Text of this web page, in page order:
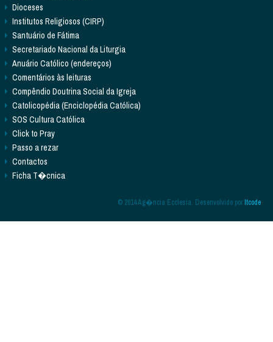
Dioceses
Institutos Religiosos (CIRP)
Santuário de Fátima
Secretariado Nacional da Liturgia
Anuário Católico (endereços)
Comentários às leituras
Compêndio Doutrina Social da Igreja
Catolicopédia (Enciclopédia Católica)
SOS Cultura Católica
Click to Pray
Passo a rezar
Contactos
Ficha T�cnica
© 2014 Ag�ncia Ecclesia. Desenvolvido porItcode